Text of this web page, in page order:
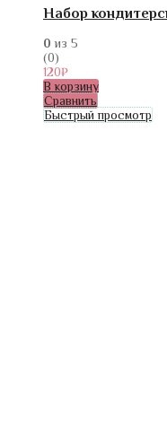
Набор
0 из 5
(0)
120₽
В корзину
Сравнить
Быстрый просмотр